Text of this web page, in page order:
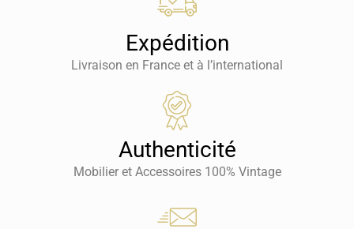
Expédition
Livraison en France et à l’international
Authenticité
Mobilier et Accessoires 100% Vintage